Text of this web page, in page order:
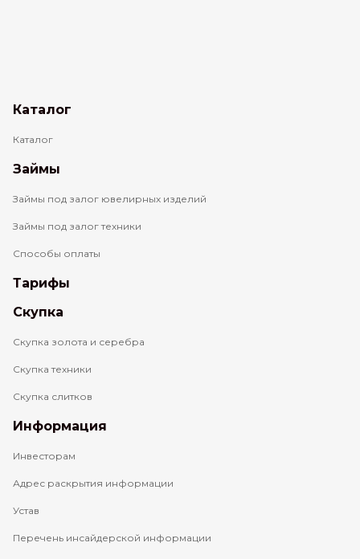
Каталог
Каталог
Займы
Займы под залог ювелирных изделий
Займы под залог техники
Способы оплаты
Тарифы
Скупка
Скупка золота и серебра
Скупка техники
Скупка слитков
Информация
Инвесторам
Адрес раскрытия информации
Устав
Перечень инсайдерской информации